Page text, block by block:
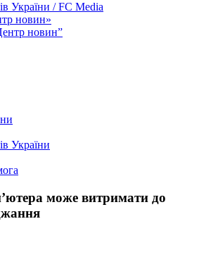
України / FC Media
новин»
новин”
України
може витримати до